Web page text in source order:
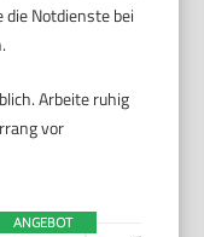
Notdienste bei
Arbeite ruhig
vor
ANGEBOT